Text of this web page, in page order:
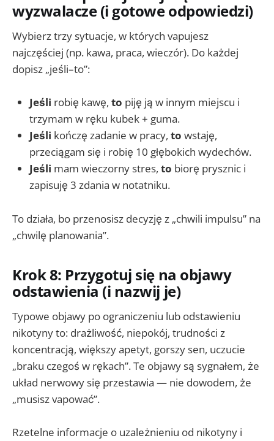
wyzwalacze (i gotowe odpowiedzi)
Wybierz trzy sytuacje, w których vapujesz
najczęściej (np. kawa, praca, wieczór). Do każdej
dopisz „jeśli–to”:
Jeśli robię kawę, to piję ją w innym miejscu i
trzymam w ręku kubek + guma.
Jeśli kończę zadanie w pracy, to wstaję,
przeciągam się i robię 10 głębokich wydechów.
Jeśli mam wieczorny stres, to biorę prysznic i
zapisuję 3 zdania w notatniku.
To działa, bo przenosisz decyzję z „chwili impulsu” na
„chwilę planowania”.
Krok 8: Przygotuj się na objawy
odstawienia (i nazwij je)
Typowe objawy po ograniczeniu lub odstawieniu
nikotyny to: drażliwość, niepokój, trudności z
koncentracją, większy apetyt, gorszy sen, uczucie
„braku czegoś w rękach”. Te objawy są sygnałem, że
układ nerwowy się przestawia — nie dowodem, że
„musisz vapować”.
Rzetelne informacje o uzależnieniu od nikotyny i